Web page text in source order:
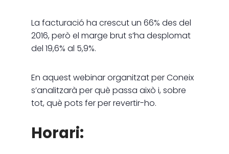
La facturació ha crescut un 66% des del
2016, però el marge brut s’ha desplomat
del 19,6% al 5,9%.
En aquest webinar organitzat per Coneix
s’analitzarà per què passa això i, sobre
tot, què pots fer per revertir-ho.
Horari: